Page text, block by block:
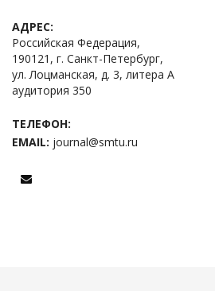
АДРЕС:
Российская Федерация,
190121, г. Санкт-Петербург,
ул. Лоцманская, д. 3, литера А
аудитория 350
ТЕЛЕФОН:
EMAIL: journal@smtu.ru